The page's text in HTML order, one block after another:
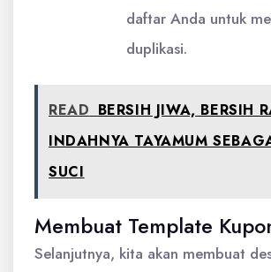
daftar Anda untuk
duplikasi.
READ BERSIH JIWA, BERSIH
INDAHNYA TAYAMUM
SUCI
Membuat Template
Selanjutnya, kita akan membuat